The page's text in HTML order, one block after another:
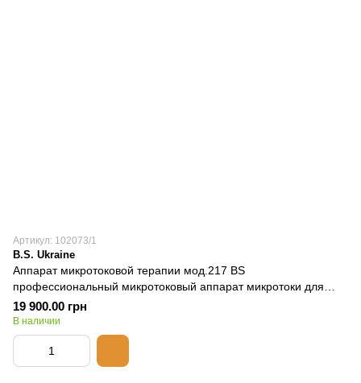
Артикул: 102073/1
B.S. Ukraine
Аппарат микротоковой терапии мод.217 BS
профессиональный микротоковый аппарат микротоки для
подтяжки кожи лица
19 900.00 грн
В наличии